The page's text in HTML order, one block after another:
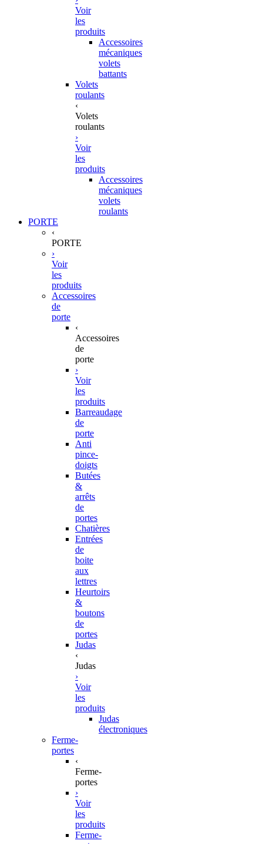
Voir
les
produits
Accessoires
mécaniques
volets
battants
Volets
roulants
‹
Volets
roulants
›
Voir
les
produits
Accessoires
mécaniques
volets
roulants
PORTE
‹
PORTE
›
Voir
les
produits
Accessoires
de
porte
‹
Accessoires
de
porte
›
Voir
les
produits
Barreaudage
de
porte
Anti
pince-
doigts
Butées
&
arrêts
de
portes
Chatières
Entrées
de
boite
aux
lettres
Heurtoirs
&
boutons
de
portes
Judas
‹
Judas
›
Voir
les
produits
Judas
électroniques
Ferme-
portes
‹
Ferme-
portes
›
Voir
les
produits
Ferme-